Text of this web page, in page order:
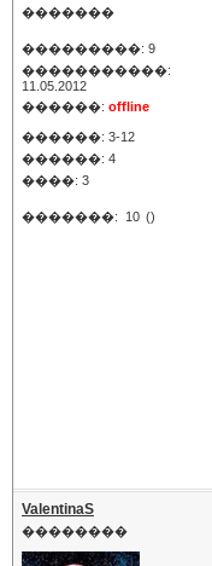
�������
���������: 9
�����������:
11.05.2012
������: offline
������: 3-12
������: 4
����: 3
�������: 10 ()
ValentinaS
��������